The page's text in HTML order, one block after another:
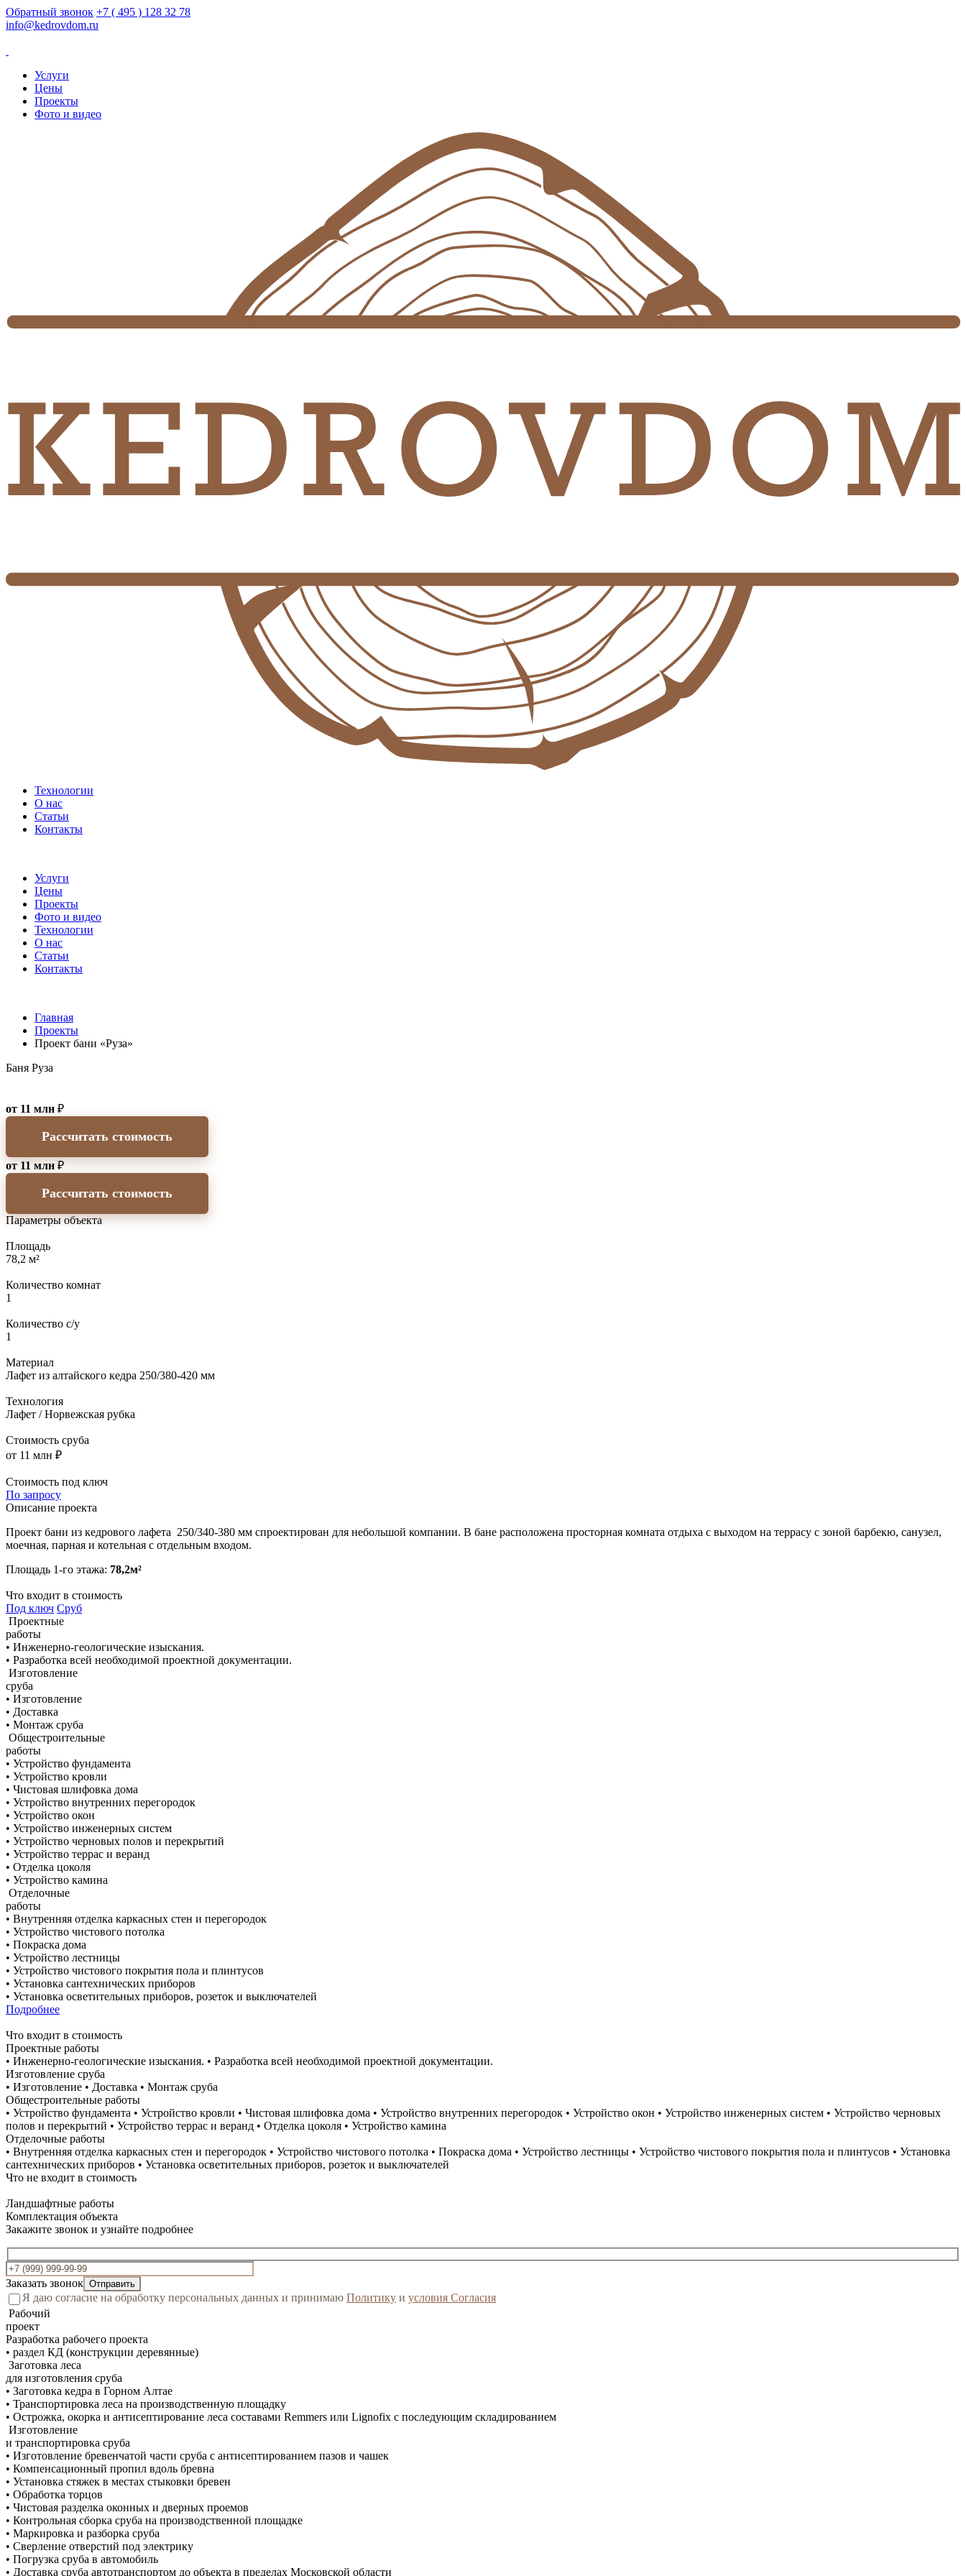
Обратный звонок +7 ( 495 ) 128 32 78
info@kedrovdom.ru
Услуги
Цены
Проекты
Фото и видео
Технологии
О нас
Статьи
Контакты
Услуги
Цены
Проекты
Фото и видео
Технологии
О нас
Статьи
Контакты
Главная
Проекты
Проект бани «Руза»
Баня Руза
от 11 млн ₽
Рассчитать стоимость
от 11 млн ₽
Рассчитать стоимость
Параметры объекта
Площадь
78,2 м²
Количество комнат
1
Количество с/у
1
Материал
Лафет из алтайского кедра 250/380-420 мм
Технология
Лафет / Норвежская рубка
Стоимость сруба
от 11 млн ₽
Стоимость под ключ
По запросу
Описание проекта
Проект бани из кедрового лафета 250/340-380 мм спроектирован для небольшой компании. В бане расположена просторная комната отдыха с выходом на террасу с зоной барбекю, санузел,
моечная, парная и котельная с отдельным входом.
Площадь 1-го этажа: 78,2м²
Что входит в стоимость
Под ключ Сруб
Проектные
работы
• Инженерно-геологические изыскания.
• Разработка всей необходимой проектной документации.
Изготовление
сруба
• Изготовление
• Доставка
• Монтаж сруба
Общестроительные
работы
• Устройство фундамента
• Устройство кровли
• Чистовая шлифовка дома
• Устройство внутренних перегородок
• Устройство окон
• Устройство инженерных систем
• Устройство черновых полов и перекрытий
• Устройство террас и веранд
• Отделка цоколя
• Устройство камина
Отделочные
работы
• Внутренняя отделка каркасных стен и перегородок
• Устройство чистового потолка
• Покраска дома
• Устройство лестницы
• Устройство чистового покрытия пола и плинтусов
• Установка сантехнических приборов
• Установка осветительных приборов, розеток и выключателей
Подробнее
Что входит в стоимость
Проектные работы
• Инженерно-геологические изыскания. • Разработка всей необходимой проектной документации.
Изготовление сруба
• Изготовление • Доставка • Монтаж сруба
Общестроительные работы
• Устройство фундамента • Устройство кровли • Чистовая шлифовка дома • Устройство внутренних перегородок • Устройство окон • Устройство инженерных систем • Устройство черновых
полов и перекрытий • Устройство террас и веранд • Отделка цоколя • Устройство камина
Отделочные работы
• Внутренняя отделка каркасных стен и перегородок • Устройство чистового потолка • Покраска дома • Устройство лестницы • Устройство чистового покрытия пола и плинтусов • Установка
сантехнических приборов • Установка осветительных приборов, розеток и выключателей
Что не входит в стоимость
Ландшафтные работы
Комплектация объекта
Закажите звонок и узнайте подробнее
Заказать звонок
Я даю согласие на обработку персональных данных и принимаю Политику и условия Согласия
Рабочий
проект
Разработка рабочего проекта
• раздел КД (конструкции деревянные)
Заготовка леса
для изготовления сруба
• Заготовка кедра в Горном Алтае
• Транспортировка леса на производственную площадку
• Острожка, окорка и антисептирование леса составами Remmers или Lignofix с последующим складированием
Изготовление
и транспортировка сруба
• Изготовление бревенчатой части сруба с антисептированием пазов и чашек
• Компенсационный пропил вдоль бревна
• Установка стяжек в местах стыковки бревен
• Обработка торцов
• Чистовая разделка оконных и дверных проемов
• Контрольная сборка сруба на производственной площадке
• Маркировка и разборка сруба
• Сверление отверстий под электрику
• Погрузка сруба в автомобиль
• Доставка сруба автотранспортом до объекта в пределах Московской области